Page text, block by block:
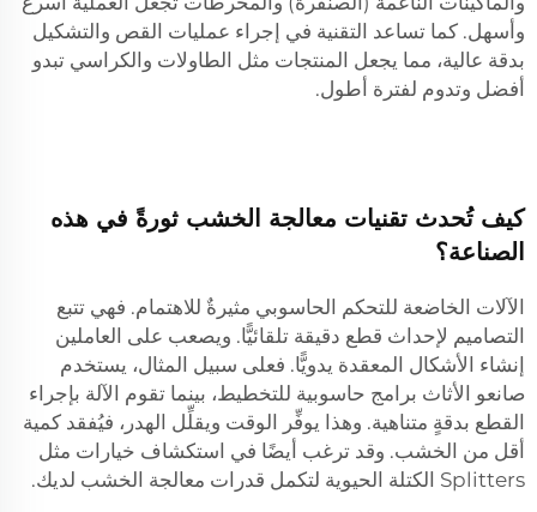
وأسهل. كما تساعد التقنية في إجراء عمليات القص والتشكيل
بدقة عالية، مما يجعل المنتجات مثل الطاولات والكراسي تبدو
أفضل وتدوم لفترة أطول.
كيف تُحدث تقنيات معالجة الخشب ثورةً في هذه
الصناعة؟
الآلات الخاضعة للتحكم الحاسوبي مثيرةٌ للاهتمام. فهي تتبع
التصاميم لإحداث قطع دقيقة تلقائيًّا. ويصعب على العاملين
إنشاء الأشكال المعقدة يدويًّا. فعلى سبيل المثال، يستخدم
صانعو الأثاث برامج حاسوبية للتخطيط، بينما تقوم الآلة بإجراء
القطع بدقةٍ متناهية. وهذا يوفِّر الوقت ويقلِّل الهدر، فيُفقد كمية
أقل من الخشب. وقد ترغب أيضًا في استكشاف خيارات مثل
Splitters الكتلة الحيوية
لتكمل قدرات معالجة الخشب لديك.